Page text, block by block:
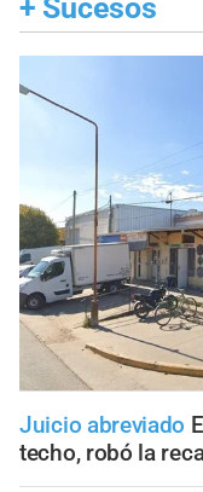
+ Sucesos
Juicio abreviado
techo, robó la